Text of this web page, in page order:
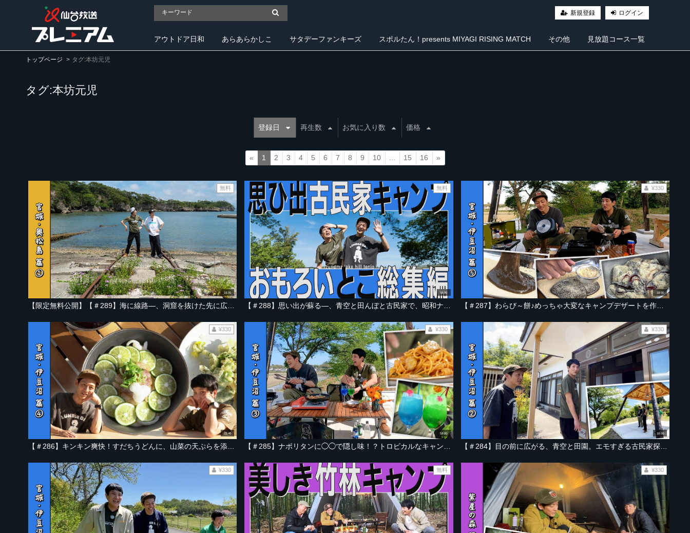
新規登録 ログイン
アウトドア日和 あらあらかしこ サタデーファンキーズ スポルたん！presents MIYAGI RISING MATCH その他 見放題コース一覧
トップページ タグ:本坊元児
タグ:本坊元児
登録日 再生数 お気に入り数 価格
« 1 2 3 4 5 6 7 8 9 10 15 16 »
18:00
無料
18:00
無料
18:00
【＃287】わらび～餅♪めっちゃ大変なキャンプデザートを作ってしまった件【宮城・伊豆沼編 Part-05】
¥330
22:46
¥330
18:00
¥330
18:00
¥330
¥330 無料 ¥330